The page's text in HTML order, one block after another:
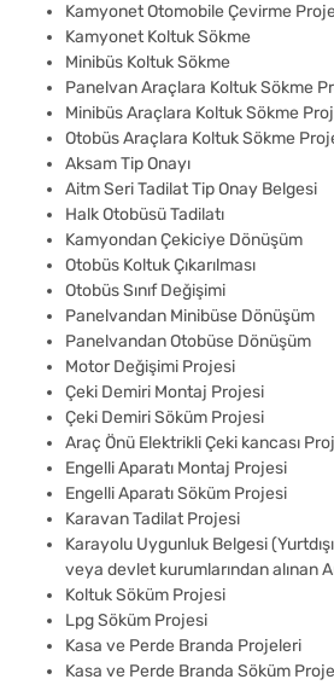
Kamyonet Otomobile Çevirme
Kamyonet Koltuk Sökme
Minibüs Koltuk Sökme
Panelvan Araçlara Koltuk Sökme
Minibüs Araçlara Koltuk Sökme
Otobüs Araçlara Koltuk Sökme
Aksam Tip Onayı
Aitm Seri Tadilat Tip Onay Belgesi
Halk Otobüsü Tadilatı
Kamyondan Çekiciye Dönüşüm
Otobüs Koltuk Çıkarılması
Otobüs Sınıf Değişimi
Panelvandan Minibüse Dönüşüm
Panelvandan Otobüse Dönüşüm
Motor Değişimi Projesi
Çeki Demiri Montaj Projesi
Çeki Demiri Söküm Projesi
Araç Önü Elektrikli Çeki kancası
Engelli Aparatı Montaj Projesi
Engelli Aparatı Söküm Projesi
Karavan Tadilat Projesi
Karayolu Uygunluk Belgesi
veya devlet kurumlarından alınan
Koltuk Söküm Projesi
Lpg Söküm Projesi
Kasa ve Perde Branda Projeleri
Kasa ve Perde Branda Söküm